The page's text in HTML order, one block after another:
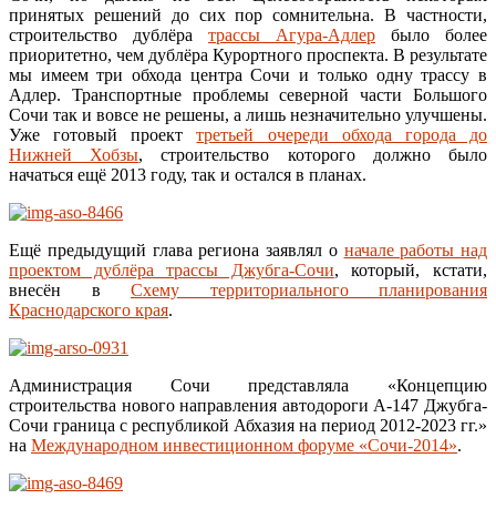
принятых решений до сих пор сомнительна. В частности,
строительство дублёра трассы Агура-Адлер было более
приоритетно, чем дублёра Курортного проспекта. В результате
мы имеем три обхода центра Сочи и только одну трассу в
Адлер. Транспортные проблемы северной части Большого
Сочи так и вовсе не решены, а лишь незначительно улучшены.
Уже готовый проекттретьей очереди обхода города до
Нижней Хобзы, строительство которого должно было
начаться ещё 2013 году, так и остался в планах.
Ещё предыдущий глава региона заявлял о начале работы над
проектом дублёра трассы Джубга-Сочи, который, кстати,
внесён в Схему территориального планирования
Краснодарского края.
Администрация Сочи представляла «Концепцию
строительства нового направления автодороги А-147 Джубга-
Сочи граница с республикой Абхазия на период 2012-2023 гг.»
на Международном инвестиционном форуме «Сочи-2014».